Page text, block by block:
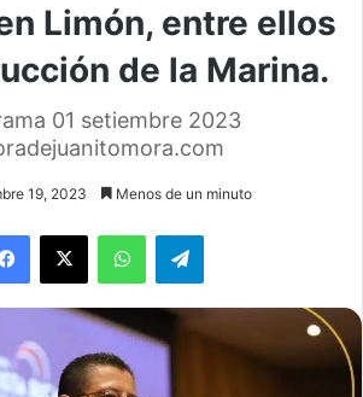
Limón, entre ellos
de la Marina.
01 setiembre 2023
19, 2023 Menos de un minuto
WhatsAppTelegram